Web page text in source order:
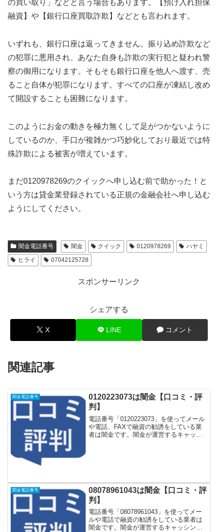
の買い取り」などと言う場合もあります。【預け入れ担保
融資】や【銀行口座買取詐欺】などとも言われます。
いずれも、銀行口座は返ってきません。振り込め詐欺など
の犯罪に悪用され、あなた自身も詐欺の実行犯と疑われ警
察の御用になります。そもそも銀行口座を他人へ渡す、売
ること自体が犯罪になります。すべての口座が凍結し改め
て開設することも困難になります。
このようにお金の動きを極力無くして足がつかないように
しているのか、手口が複雑かつ巧妙化しており最近では特
殊詐欺による被害が増えています。
まだ0120978269のクイックへ申し込む前で助かった！と
いう方は貸金業登録されている正規の金融会社へ申し込む
ようにしてください。
闇金電話番号 闇金 クイック 0120978269
ハヤミ
ヒライ
07042125728
スポンサーリンク
シェアする
X LINE コメント
関連記事
闇金電話番号
0120223073は闇金【口コミ・評
判】
電話番号「0120223073」を使ってメール
や電話、FAXで融資の勧誘をしている業
者は闇金です。闇金が運営するキャッシ
闇金電話番号
08078961043は闇金【口コミ・評
判】
電話番号「08078961043」を使ってメー
ルや電話で融資の勧誘をしている業者は
闇金です。闇金が運営するキャッシング